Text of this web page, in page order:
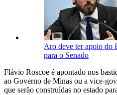
Aro deve ter apoio do
para o Senado
Flávio Roscoe é apontado nos
ao Governo de Minas ou a vice-
que serão construídas no estado